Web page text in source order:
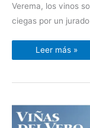
Verema, los vinos
ciegas por un
Leer más »